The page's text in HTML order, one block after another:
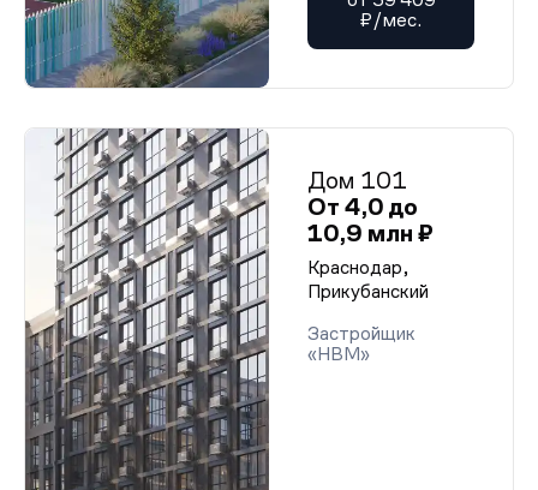
₽/мес.
Дом 101
От 4,0 до
10,9 млн ₽
Краснодар,
Прикубанский
Застройщик
«НВМ»